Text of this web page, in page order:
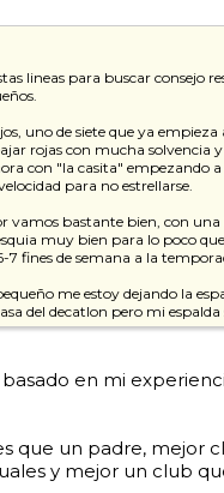
lineas para buscar consejo
uno de siete que ya
rojas con mucha solvencia
con "la casita" empezando
para no estrellarse.
vamos bastante bien, con
muy bien para lo poco
7 fines de semana a la
me estoy dejando la
del decatlon pero mi
entre mis piernas.
las pistas con el monitor
en mi
que un padre, mejor
y mejor un club